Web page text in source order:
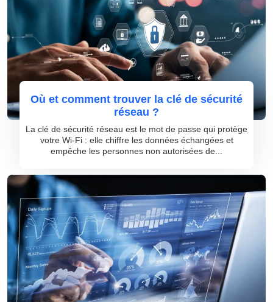
Où et comment trouver la clé de sécurité
réseau ?
La clé de sécurité réseau est le mot de passe qui protège
votre Wi-Fi : elle chiffre les données échangées et
empêche les personnes non autorisées de...